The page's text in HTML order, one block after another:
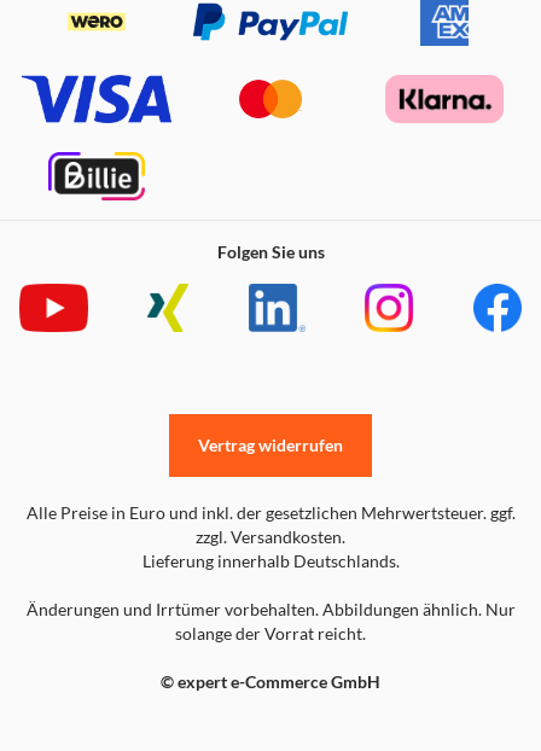
Folgen Sie uns
Alle Preise in Euro und inkl. der gesetzlichen Mehrwertsteuer. ggf.
zzgl. Versandkosten.
Lieferung innerhalb Deutschlands.
Änderungen und Irrtümer vorbehalten. Abbildungen ähnlich. Nur
solange der Vorrat reicht.
© expert e-Commerce GmbH
Vertrag widerrufen